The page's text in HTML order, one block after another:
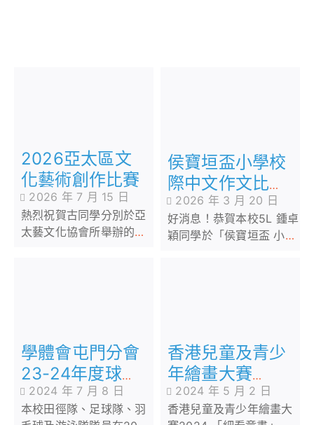
2026亞太區文
化藝術創作比賽
2026 年 7 月 15 日
熱烈祝賀古同學分別於亞
太藝文化協會所舉辦的
侯寶垣盃小學校
際中文作文比賽
2025
2026 年 3 月 20 日
好消息！恭賀本校5L 鍾卓
穎同學於「侯寶垣盃 小學
學體會屯門分會
23-24年度球類
比賽頒獎禮
2024 年 7 月 8 日
本校田徑隊、足球隊、羽
香港兒童及青少
年繪畫大賽
2024 「細看童
畫」
2024 年 5 月 2 日
香港兒童及青少年繪畫大